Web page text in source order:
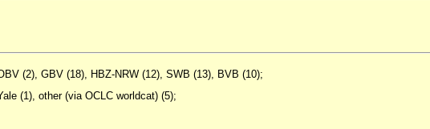
(2), GBV (18), HBZ-NRW (12), SWB (13), BVB (10);
(1), other (via OCLC worldcat) (5);